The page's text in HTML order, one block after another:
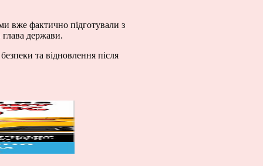
вже фактично підготували з
глава держави.
та відновлення після